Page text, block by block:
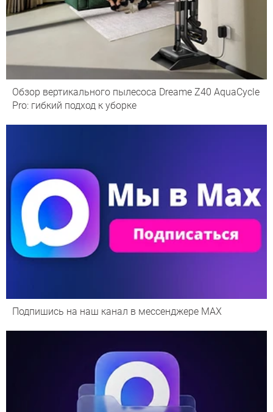
Обзор вертикального пылесоса Dreame Z40 AquaCycle
Pro: гибкий подход к уборке
Подпишись на наш канал в мессенджере МАХ